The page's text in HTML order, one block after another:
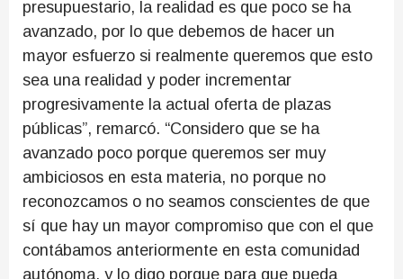
presupuestario, la realidad es que poco se ha
avanzado, por lo que debemos de hacer un
mayor esfuerzo si realmente queremos que esto
sea una realidad y poder incrementar
progresivamente la actual oferta de plazas
públicas”, remarcó. “Considero que se ha
avanzado poco porque queremos ser muy
ambiciosos en esta materia, no porque no
reconozcamos o no seamos conscientes de que
sí que hay un mayor compromiso que con el que
contábamos anteriormente en esta comunidad
autónoma, y lo digo porque para que pueda